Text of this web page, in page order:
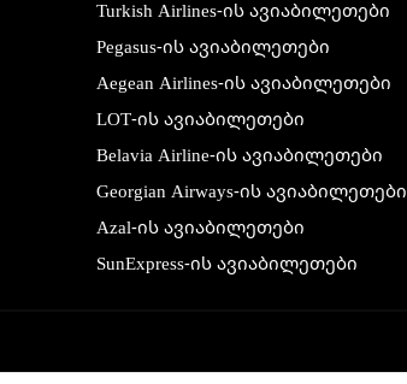
Turkish Airlines-ის ავიაბილეთები
Pegasus-ის ავიაბილეთები
Aegean Airlines-ის ავიაბილეთები
LOT-ის ავიაბილეთები
Belavia Airline-ის ავიაბილეთები
Georgian Airways-ის ავიაბილეთები
Azal-ის ავიაბილეთები
SunExpress-ის ავიაბილეთები
Lufthansa-ის ავიაბილეთები